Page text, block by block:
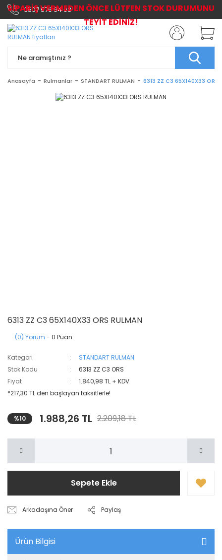
0507 576 64 03
Anasayfa Rulmanlar STANDART RULMAN 6313 ZZ C3 65X140X33 ORS
6313 ZZ C3 65X140X33 ORS RULMAN
(0) Yorum - 0 Puan
Kategori
STANDART RULMAN
Stok Kodu
6313 ZZ C3 ORS
Fiyat
1.840,98 TL + KDV
*217,30 TL den başlayan taksitlerle!
%10 1.988,26 TL 2.209,18 TL
Sepete Ekle
Arkadaşına Öner Paylaş
Ürün Bilgisi
SİPARİŞ VERMEDEN ÖNCE LÜTFEN STOK DURUMUNU
TEYİT EDİNİZ!